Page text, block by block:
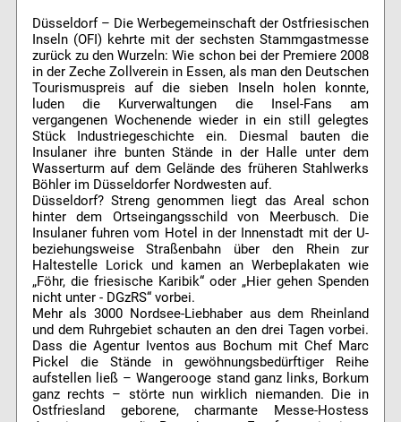
Düsseldorf – Die Werbegemeinschaft der Ostfriesischen
Inseln (OFI) kehrte mit der sechsten Stammgastmesse
zurück zu den Wurzeln: Wie schon bei der Premiere 2008
in der Zeche Zollverein in Essen, als man den Deutschen
Tourismuspreis auf die sieben Inseln holen konnte,
luden die Kurverwaltungen die Insel-Fans am
vergangenen Wochenende wieder in ein still gelegtes
Stück Industriegeschichte ein. Diesmal bauten die
Insulaner ihre bunten Stände in der Halle unter dem
Wasserturm auf dem Gelände des früheren Stahlwerks
Böhler im Düsseldorfer Nordwesten auf.
Düsseldorf? Streng genommen liegt das Areal schon
hinter dem Ortseingangsschild von Meerbusch. Die
Insulaner fuhren vom Hotel in der Innenstadt mit der U-
beziehungsweise Straßenbahn über den Rhein zur
Haltestelle Lorick und kamen an Werbeplakaten wie
„Föhr, die friesische Karibik“ oder „Hier gehen Spenden
nicht unter - DGzRS“ vorbei.
Mehr als 3000 Nordsee-Liebhaber aus dem Rheinland
und dem Ruhrgebiet schauten an den drei Tagen vorbei.
Dass die Agentur Iventos aus Bochum mit Chef Marc
Pickel die Stände in gewöhnungsbedürftiger Reihe
aufstellen ließ – Wangerooge stand ganz links, Borkum
ganz rechts – störte nun wirklich niemanden. Die in
Ostfriesland geborene, charmante Messe-Hostess